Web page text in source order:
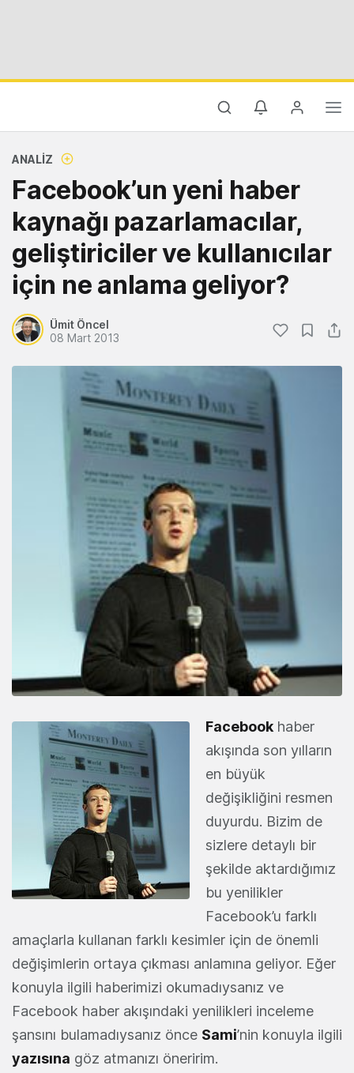
ANALIZ
Facebook’un yeni haber
kaynağı pazarlamacılar,
geliştiriciler ve kullanıcılar
için ne anlama geliyor?
Ümit Öncel
08 Mart 2013
Facebook haber
akışında son yılların
en büyük
değişikliğini resmen
duyurdu. Bizim de
sizlere detaylı bir
şekilde aktardığımız
bu yenilikler
Facebook’u farklı
amaçlarla kullanan farklı kesimler için de önemli
değişimlerin ortaya çıkması anlamına geliyor. Eğer
konuyla ilgili haberimizi okumadıysanız ve
Facebook haber akışındaki yenilikleri inceleme
şansını bulamadıysanız önce Sami’nin konuyla ilgili
yazısına göz atmanızı öneririm.